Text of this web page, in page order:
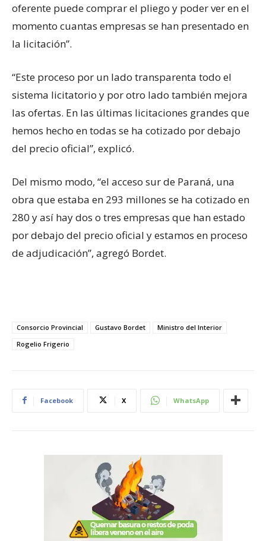
oferente puede comprar el pliego y poder ver en el
momento cuantas empresas se han presentado en
la licitación”.
“Este proceso por un lado transparenta todo el
sistema licitatorio y por otro lado también mejora
las ofertas. En las últimas licitaciones grandes que
hemos hecho en todas se ha cotizado por debajo
del precio oficial”, explicó.
Del mismo modo, “el acceso sur de Paraná, una
obra que estaba en 293 millones se ha cotizado en
280 y así hay dos o tres empresas que han estado
por debajo del precio oficial y estamos en proceso
de adjudicación”, agregó Bordet.
Consorcio Provincial Gustavo Bordet
Ministro del Interior
Rogelio Frigerio
Facebook X WhatsApp